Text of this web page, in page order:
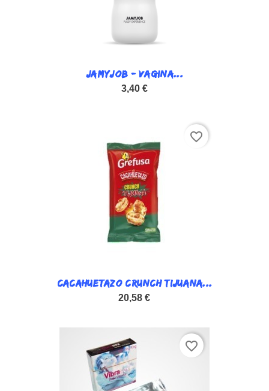
JAMYJOB - VAGINA...
3,40 €
CACAHUETAZO CRUNCH TIJUANA...
20,58 €
favorite_border
favorite_border